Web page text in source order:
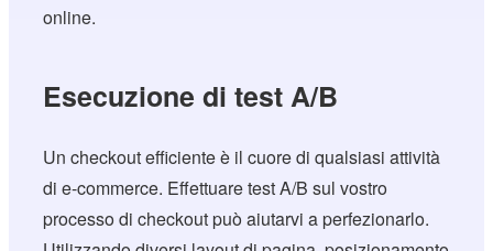
online.
Esecuzione di test A/B
Un checkout efficiente è il cuore di qualsiasi attività
di e-commerce. Effettuare test A/B sul vostro
processo di checkout può aiutarvi a perfezionarlo.